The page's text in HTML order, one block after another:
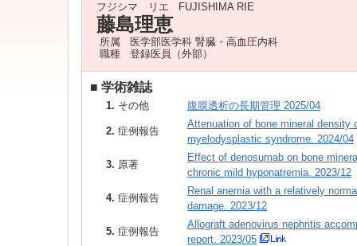
フジシマ リエ FUJISHIMA RIE
藤島理恵
所属
医学部医学科 腎臓・高血圧内科
職種
登録医員（外部）
■ 学術雑誌
1. その他 腹膜透析の長期管理 2025/04
2. 症例報告
Attenuation of bone mineral density
myelodysplastic syndrome. 2024/04
3. 原著
Effect of denosumab on bone
chronic mild hyponatremia. 2023/12
4. 症例報告
Renal anemia with a relatively
damage. 2023/12
5. 症例報告
Allograft adenovirus nephritis
report. 2023/05